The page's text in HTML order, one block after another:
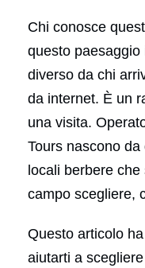
Chi conosce
questo
diverso da chi
da internet. È un
una visita.
Tours nascono
locali berbere
campo scegliere,
Questo articolo
aiutarti a